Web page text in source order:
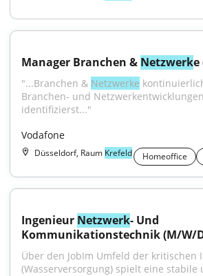
Manager Branchen & Netzwerke
"...Branchen & Netzwerke
Branchen- und
identifizierst..."
Vodafone
Düsseldorf, Raum Krefeld Homeoffice
Ingenieur Netzwerk- Und
Kommunikationstechnik (M/W/
Über den JobIm Umfeld der kritischen
(Wasserversorgung) spielt eine stabile